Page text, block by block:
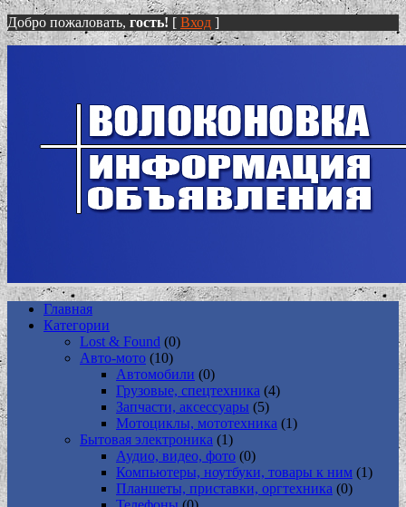
Добро пожаловать, гость! [ Вход ]
Главная
Категории
Lost & Found (0)
Авто-мото (10)
Автомобили (0)
Грузовые, спецтехника (4)
Запчасти, аксессуары (5)
Мотоциклы, мототехника (1)
Бытовая электроника (1)
Аудио, видео, фото (0)
Компьютеры, ноутбуки, товары к ним (1)
Планшеты, приставки, оргтехника (0)